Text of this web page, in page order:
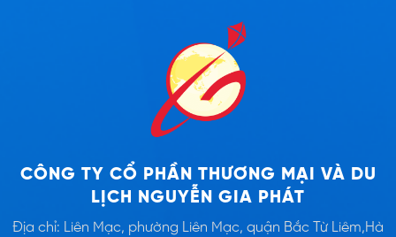
CÔNG TY CỔ PHẦN THƯƠNG MẠI VÀ DU
LỊCH NGUYỄN GIA PHÁT
Địa chỉ: Liên Mạc, phường Liên Mạc, quận Bắc Từ Liêm,Hà